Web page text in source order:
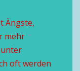
Ängste,
mehr
oft werden